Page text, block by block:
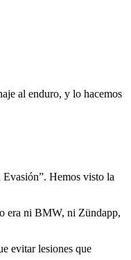
al enduro, y lo hacemos
Evasión”. Hemos visto la
era ni BMW, ni Zündapp,
evitar lesiones que